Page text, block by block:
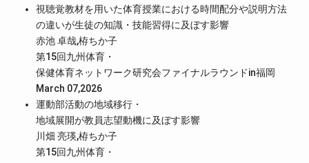
視聴覚教材を用いた体育授業における時間配分や説明方法
の違いが生徒の知識・技能習得に及ぼす影響
赤池 卓哉,栫ちか子
第15回九州体育・
保健体育ネットワーク研究会ファイナルラウンドin福岡
March 07,2026
運動部活動の地域移行・
地域展開が教員志望動機に及ぼす影響
川畑 亮瑛,栫ちか子
第15回九州体育・